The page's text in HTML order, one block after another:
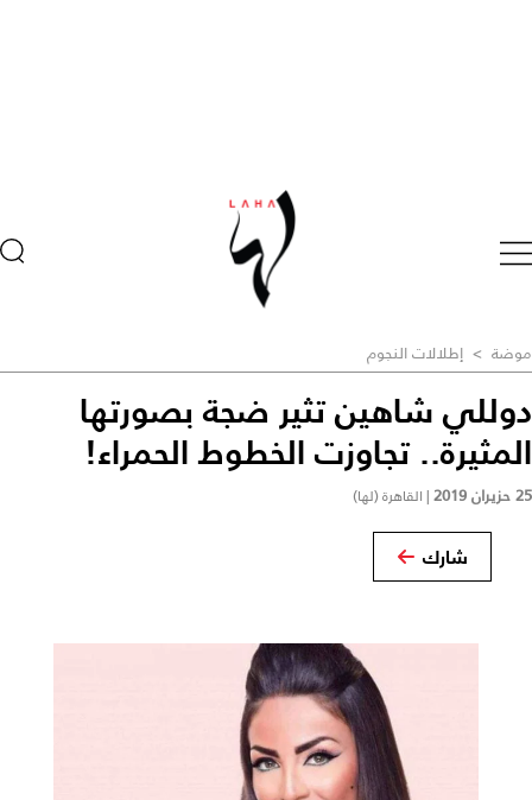
موضة > إطلالات النجوم
دوللي شاهين تثير ضجة بصورتها
المثيرة.. تجاوزت الخطوط الحمراء!
25 حزيران 2019 | القاهرة (لها)
شارك